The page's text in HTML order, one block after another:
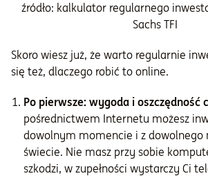
źródło: kalkulator regularnego
Sachs TFI
Skoro wiesz już, że warto regularnie
się też, dlaczego robić to online.
Po pierwsze: wygoda i oszczędność
pośrednictwem Internetu możesz
dowolnym momencie i z dowolnego
świecie. Nie masz przy sobie
szkodzi, w zupełności wystarczy Ci